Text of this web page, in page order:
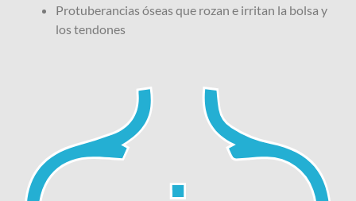
Protuberancias óseas que rozan e irritan la bolsa y
los tendones